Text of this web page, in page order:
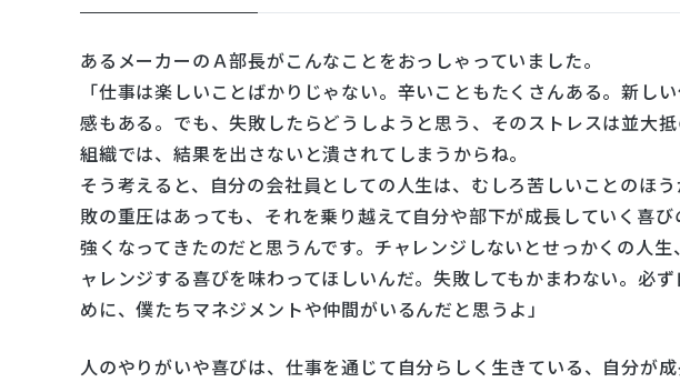
あるメーカーのＡ部長がこんなことをおっしゃっていました。
「仕事は楽しいことばかりじゃない。辛いこともたくさんある。新し
感もある。でも、失敗したらどうしようと思う、そのストレスは並大
組織では、結果を出さないと潰されてしまうからね。
そう考えると、自分の会社員としての人生は、むしろ苦しいことのほ
敗の重圧はあっても、それを乗り越えて自分や部下が成長していく喜
強くなってきたのだと思うんです。チャレンジしないとせっかくの人
ャレンジする喜びを味わってほしいんだ。失敗してもかまわない。必
めに、僕たちマネジメントや仲間がいるんだと思うよ」
人のやりがいや喜びは、仕事を通じて自分らしく生きている、自分が